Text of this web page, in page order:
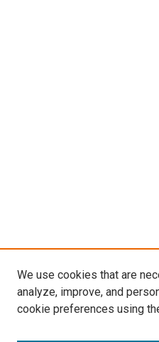
We use cookies that are
analyze, improve, and
cookie preferences using